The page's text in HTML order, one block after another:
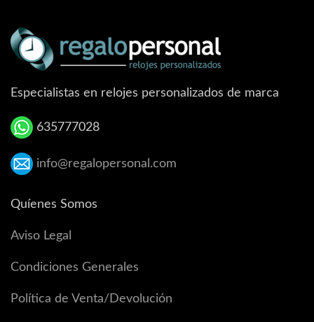
Especialistas en relojes personalizados de marca
635777028
info@regalopersonal.com
Quíenes Somos
Aviso Legal
Condiciones Generales
Política de Venta/Devolución